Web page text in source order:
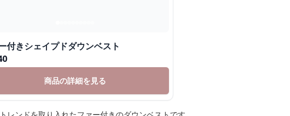
付きシェイプドダウンベスト
商品の詳細を見る